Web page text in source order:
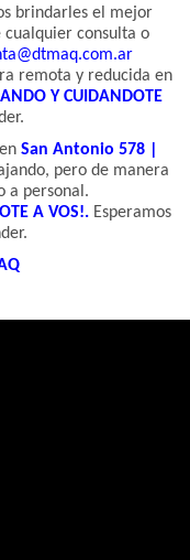
brindarles el mejor
cualquier consulta o
remota y reducida en
Y CUIDANDOTE
San Antonio 578 |
pero de manera
a personal.
A VOS!. Esperamos